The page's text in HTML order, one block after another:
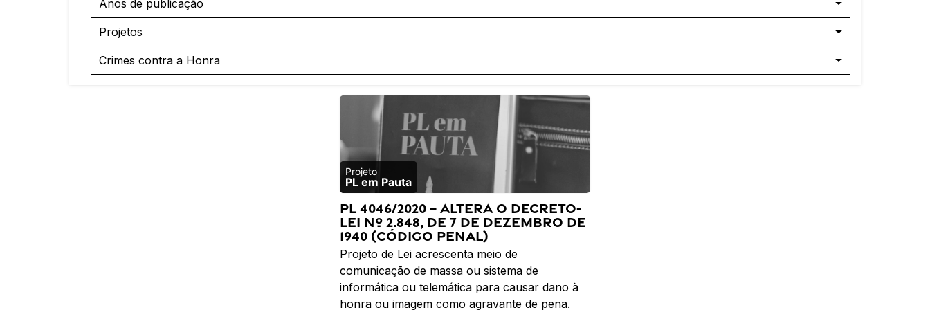
Anos de publicação
Projetos
Crimes contra a Honra
PL em Pauta
PL 4046/2020 – Altera o Decreto-
Lei nº 2.848, de 7 de dezembro de
1940 (Código Penal)
Projeto de Lei acrescenta meio de
comunicação de massa ou sistema de
informática ou telemática para causar dano à
honra ou imagem como agravante de pena.